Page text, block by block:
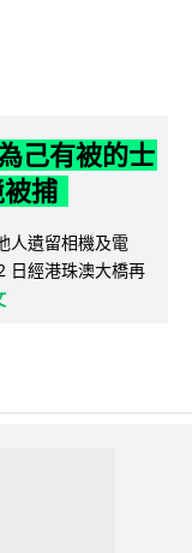
己有被的士
捕
人遺留相機及電
日經港珠澳大橋再